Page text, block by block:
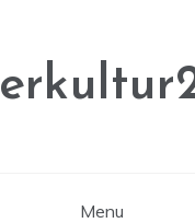
Menu